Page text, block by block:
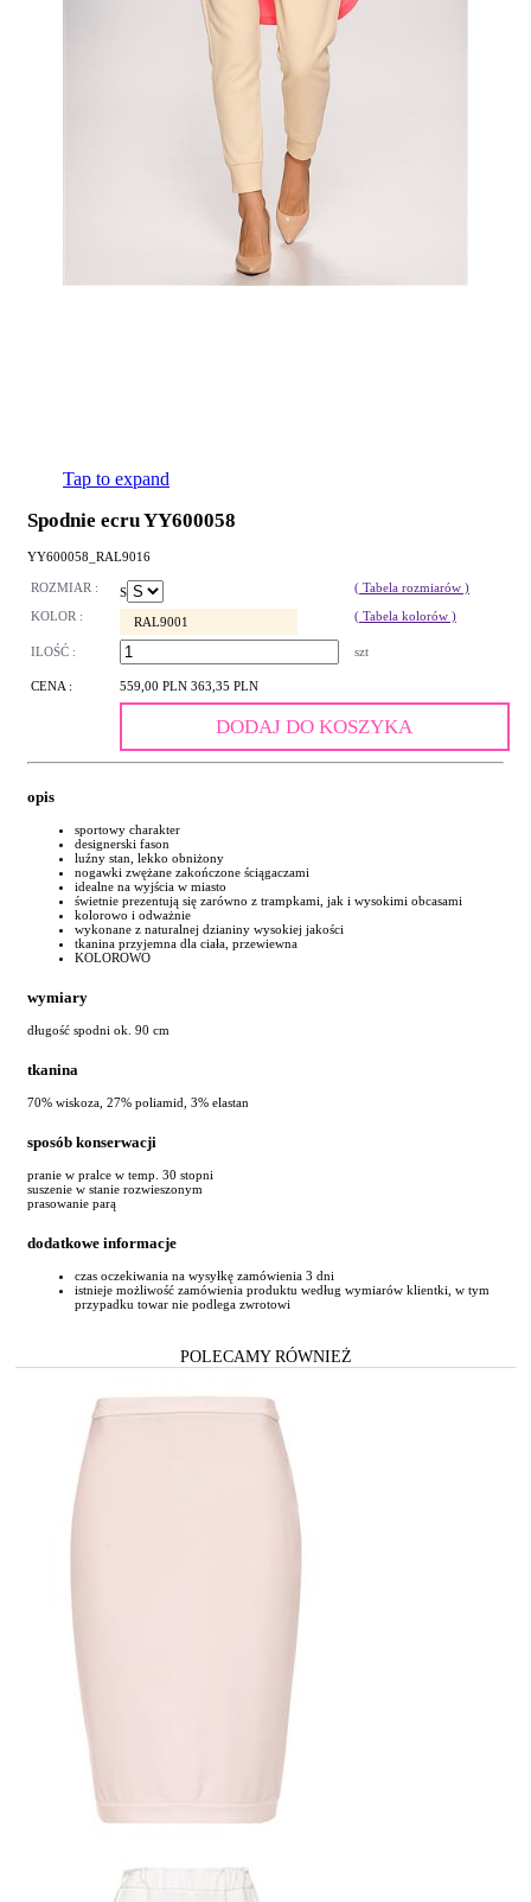
Tap to expand
Spodnie ecru YY600058
YY600058_RAL9016
ROZMIAR : S
( Tabela rozmiarów )
KOLOR :
RAL9001 ( Tabela kolorów )
ILOŚĆ : szt
CENA : 559,00 PLN 363,35 PLN
DODAJ DO KOSZYKA
opis
sportowy charakter
designerski fason
luźny stan, lekko obniżony
nogawki zwężane zakończone ściągaczami
idealne na wyjścia w miasto
świetnie prezentują się zarówno z trampkami, jak i wysokimi obcasami
kolorowo i odważnie
wykonane z naturalnej dzianiny wysokiej jakości
tkanina przyjemna dla ciała, przewiewna
KOLOROWO
wymiary
długość spodni ok. 90 cm
tkanina
70% wiskoza, 27% poliamid, 3% elastan
sposób konserwacji
pranie w pralce w temp. 30 stopni
suszenie w stanie rozwieszonym
prasowanie parą
dodatkowe informacje
czas oczekiwania na wysyłkę zamówienia 3 dni
istnieje możliwość zamówienia produktu według wymiarów klientki, w tym
przypadku towar nie podlega zwrotowi
POLECAMY RÓWNIEŻ